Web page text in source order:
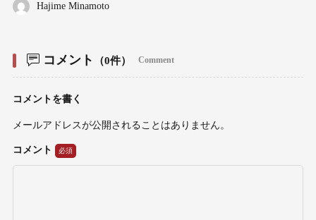
Hajime Minamoto
コメント （0件） Comment
コメントを書く
メールアドレスが公開されることはありません。
コメント